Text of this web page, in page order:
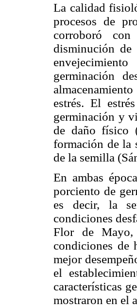
La calidad
procesos de
corroboró
disminución
germinación
estrés. El
germinación y
de daño físico
formación de la
de la semilla
En ambas
porciento de
es decir, la
condiciones
Flor de Mayo,
condiciones de
mejor
el
características
mostraron en el